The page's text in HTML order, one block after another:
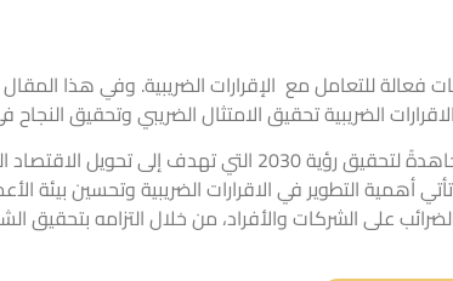
فعالة للتعامل مع الإقرارات الضريبية. وفي هذا
الضريبية تحقيق الامتثال الضريبي وتحقيق النجاح
تتطلع المملكة العربية السعودية إلى تحقيق التقدم والريادة في مجالات متعددة، وتسعى
التطوير في الاقرارات الضريبية وتحسين بيئة
على الشركات والأفراد، من خلال التزامه بتحقيق